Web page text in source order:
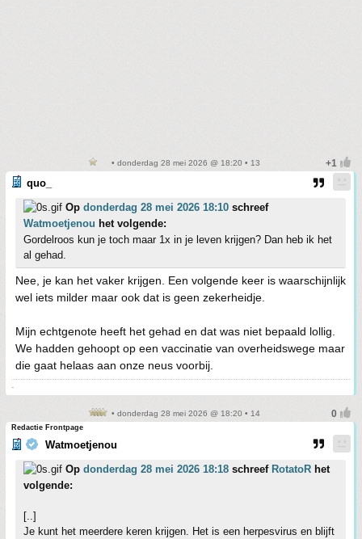
• donderdag 28 mei 2026 @ 18:20 • 13
quo_
Op donderdag 28 mei 2026 18:10 schreef
Watmoetjenou het volgende:
Gordelroos kun je toch maar 1x in je leven krijgen? Dan heb ik het
al gehad.
Nee, je kan het vaker krijgen. Een volgende keer is waarschijnlijk
wel iets milder maar ook dat is geen zekerheidje.
Mijn echtgenote heeft het gehad en dat was niet bepaald lollig.
We hadden gehoopt op een vaccinatie van overheidswege maar
die gaat helaas aan onze neus voorbij.
-
• donderdag 28 mei 2026 @ 18:20 • 14
Redactie Frontpage
Watmoetjenou
Op donderdag 28 mei 2026 18:18 schreef RotatoR het
volgende:
[..]
Je kunt het meerdere keren krijgen. Het is een herpesvirus en blijft